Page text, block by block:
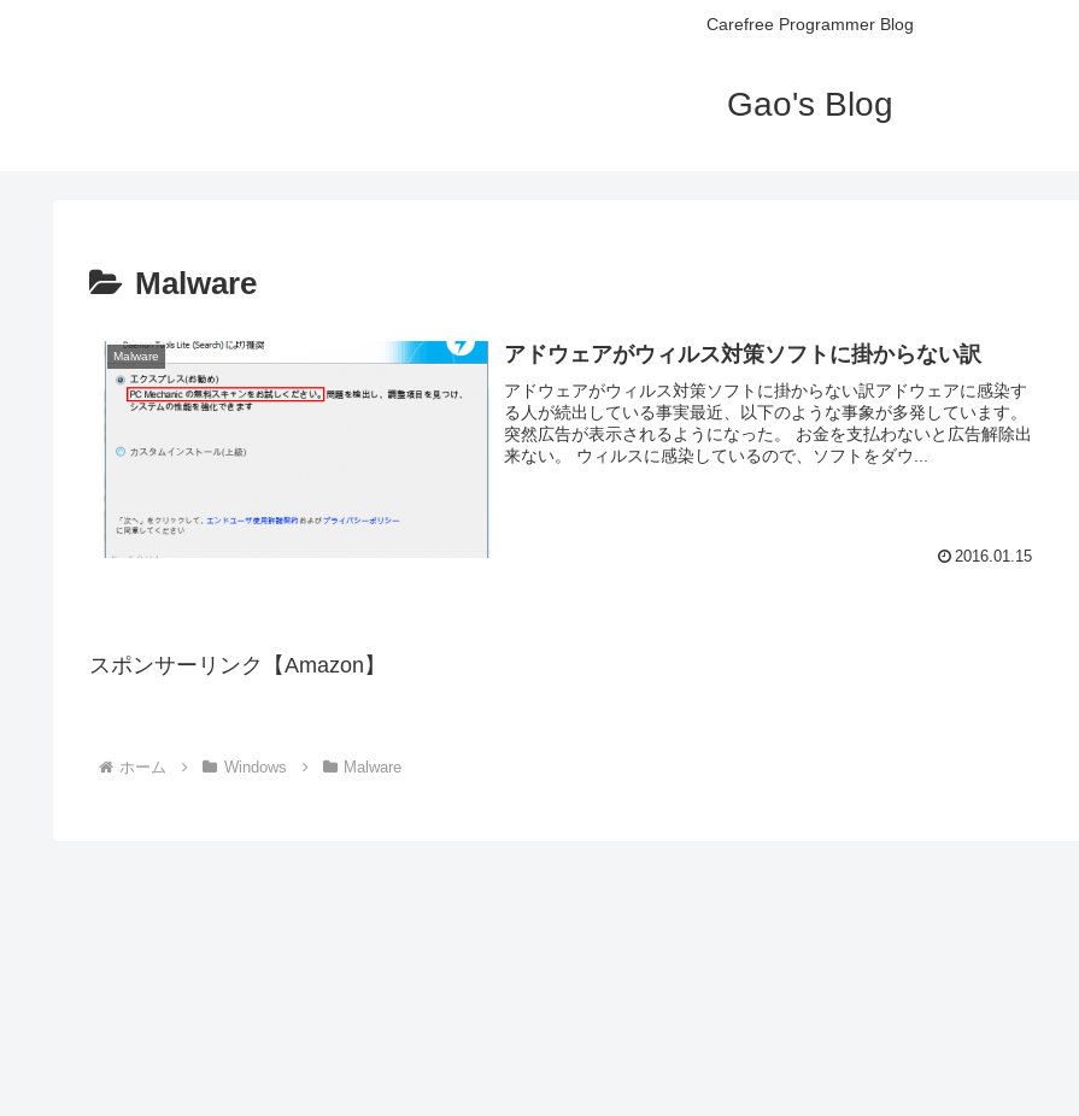
Carefree Programmer Blog
Gao's Blog
Malware
Malware アドウェアがウィルス対策ソフトに掛からない訳
アドウェアがウィルス対策ソフトに掛からない訳アドウェアに感染す
る人が続出している事実最近、以下のような事象が多発しています。
突然広告が表示されるようになった。 お金を支払わないと広告解除出
来ない。 ウィルスに感染しているので、ソフトをダウ...
2016.01.15
スポンサーリンク【Amazon】
ホーム Windows Malware